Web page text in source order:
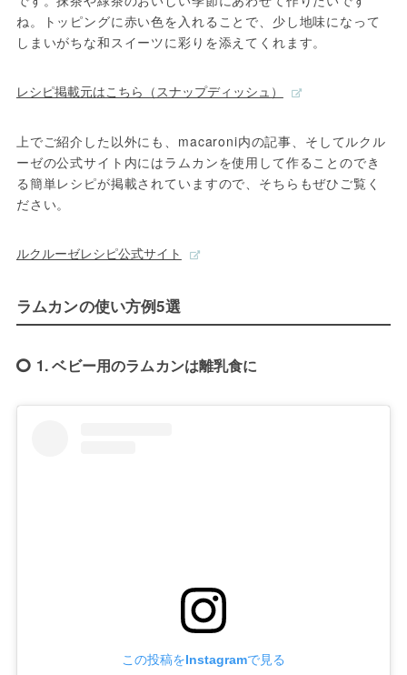
ね。トッピングに赤い色を入れることで、少し地味になって
しまいがちな和スイーツに彩りを添えてくれます。
レシピ掲載元はこちら（スナップディッシュ）
上でご紹介した以外にも、macaroni内の記事、そしてルクル
ーゼの公式サイト内にはラムカンを使用して作ることのでき
る簡単レシピが掲載されていますので、そちらもぜひご覧く
ださい。
ルクルーゼレシピ公式サイト
ラムカンの使い方例5選
1. ベビー用のラムカンは離乳食に
この投稿をInstagramで見る